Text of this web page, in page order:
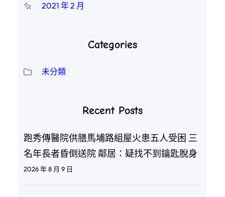
2021 年 2 月
Categories
未分類
Recent Posts
跑秀傳醫院供膳馬埔路組屋火患五人受困 三
名年長者昏倒送院 鄰居：疑找不到鑰匙脫身
2026 年 8 月 9 日